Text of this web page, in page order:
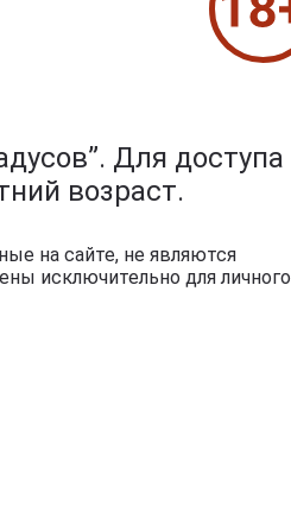
Напишите отзыв
ноября 2021
Для доступа
возраст.
на сайте, не являются
исключительно для личного